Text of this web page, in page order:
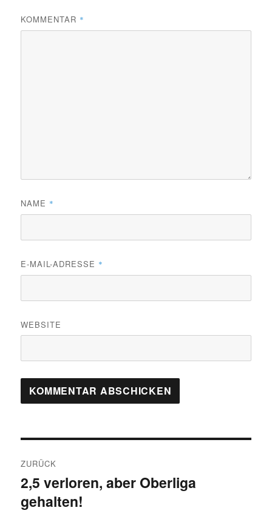
KOMMENTAR *
NAME *
E-MAIL-ADRESSE *
WEBSITE
ZURÜCK
Vorheriger
Beitrag:
2,5 verloren, aber Oberliga
gehalten!